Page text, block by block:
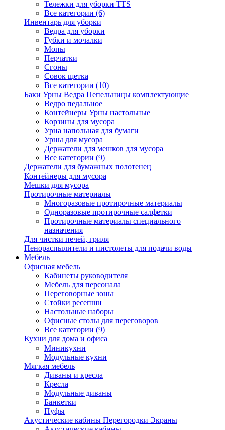
Тележки для уборки TTS
Все категории (6)
Инвентарь для уборки
Ведра для уборки
Губки и мочалки
Мопы
Перчатки
Сгоны
Совок щетка
Все категории (10)
Баки Урны Ведра Пепельницы комплектующие
Ведро педальное
Контейнеры Урны настольные
Корзины для мусора
Урна напольная для бумаги
Урны для мусора
Держатели для мешков для мусора
Все категории (9)
Держатели для бумажных полотенец
Контейнеры для мусора
Мешки для мусора
Протирочные материалы
Многоразовые протирочные материалы
Одноразовые протирочные салфетки
Протирочные материалы специального
назначения
Для чистки печей, гриля
Пенораспылители и пистолеты для подачи воды
Мебель
Офисная мебель
Кабинеты руководителя
Мебель для персонала
Переговорные зоны
Стойки ресепшн
Настольные наборы
Офисные столы для переговоров
Все категории (9)
Кухни для дома и офиса
Миникухни
Модульные кухни
Мягкая мебель
Диваны и кресла
Кресла
Модульные диваны
Банкетки
Пуфы
Акустические кабины Перегородки Экраны